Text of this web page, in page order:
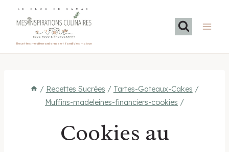
LE BLOG DE SAMAR
Recettes méditerranéennes et familiales maison
/ Recettes Sucrées / Tartes-Gateaux-Cakes /
Muffins-madeleines-financiers-cookies /
Cookies au